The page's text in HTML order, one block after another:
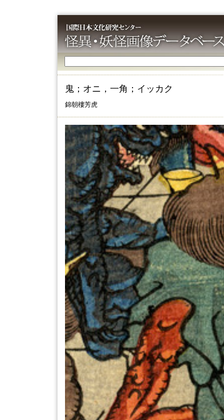
鬼；オニ，一角；イッカク
錦朝樓芳虎